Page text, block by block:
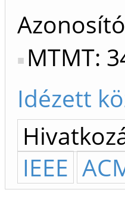
MTMT:
Idézett
IEEE